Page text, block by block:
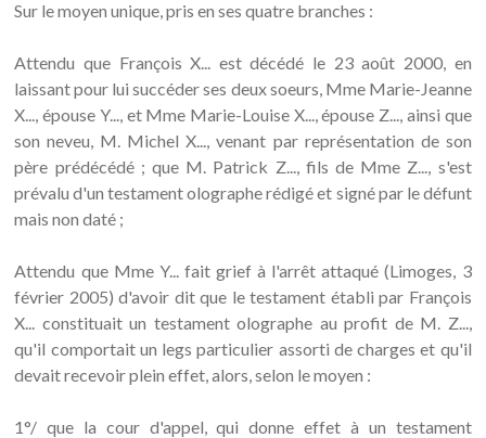
Sur le moyen unique, pris en ses quatre branches :
Attendu que François X... est décédé le 23 août 2000, en
laissant pour lui succéder ses deux soeurs, Mme Marie-Jeanne
X..., épouse Y..., et Mme Marie-Louise X..., épouse Z..., ainsi que
son neveu, M. Michel X..., venant par représentation de son
père prédécédé ; que M. Patrick Z..., fils de Mme Z..., s'est
prévalu d'un testament olographe rédigé et signé par le défunt
mais non daté ;
Attendu que Mme Y... fait grief à l'arrêt attaqué (Limoges, 3
février 2005) d'avoir dit que le testament établi par François
X... constituait un testament olographe au profit de M. Z...,
qu'il comportait un legs particulier assorti de charges et qu'il
devait recevoir plein effet, alors, selon le moyen :
1°/ que la cour d'appel, qui donne effet à un testament